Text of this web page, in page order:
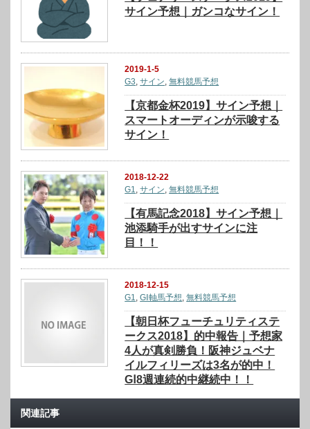
サイン予想｜ガンコなサイン！
2019-1-5
G3 ,サイン ,無料競馬予想
【京都金杯2019】サイン予想｜
スマートオーディンが示唆する
サイン！
2018-12-22
G1,サイン,無料競馬予想
【有馬記念2018】サイン予想｜
池添騎手が出すサインに注
目！！
2018-12-15
G1,GⅠ軸馬予想,無料競馬予想
【朝日杯フューチュリティステ
ークス2018】的中報告｜予想家
4人が真剣勝負！阪神ジュベナ
イルフィリーズは3名が的中！
GⅠ8週連続的中継続中！！
関連記事